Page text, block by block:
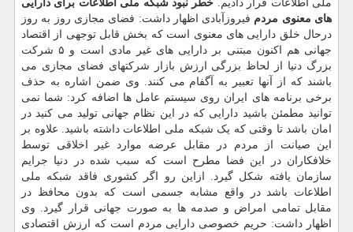
ملی اطلاعات قرار دادیم. خطر نبود شبکه ملی اطلاعات برای دارایی
های معنوی مردم فیروزآبادی اظهار داشت: فضای مجازی روز به روز
درحال خلق دارایی های معنوی است که بخش قابل توجهی از اقتصاد
جهانی هم اکنون مبتنی بر دارایی های غیر مادی است و ۵ شرکت
بزرگ دنیا از لحاظ بزرگی ارزش بازار شرکتهای فضای مجازی می
باشند که از آنها تعبیر به آگفام می کنند. وی ضمن اشاره به حذف
برخی برنامه های ایران روی سیستم عامل ها اضافه کرد: شما نمی
توانید مطمئن باشید دارایی که در این نظام جهانی تولید می کنید در
امان باشد تا وقتی که یک شبکه ملی اطلاعات داشته باشید. علاوه بر
این صیانت از مردم در مقابل عرضه موارد غیر اخلاقی توسط
خلافکاران در این فضا مطرح است که سبب شده در دنیا جرایم
سازمان یافته شکل گیرد. ازاین رو اگر کشوری فاقد شبکه ملی
اطلاعات باشد در واقع مشابه جسمی است که بدون محافظ در
مقابل تمامی امراض و صدمه ها به صورت جهانی قرار گیرد. وی
اظهار داشت: حریم خصوصی دارایی مردم است که ارزش اقتصادی